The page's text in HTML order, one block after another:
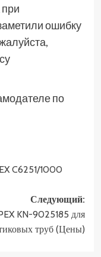
ошибку
по
C6251/1000
Следующий:
KN-9025185 для
труб (Цены)